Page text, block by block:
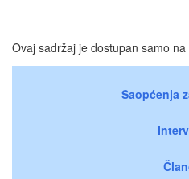
Ovaj sadržaj je dostupan samo na
Saopćenja